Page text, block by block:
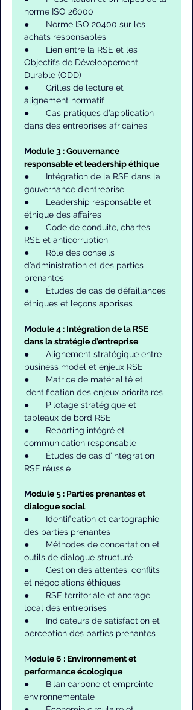
norme ISO 26000
●       Norme ISO 20400 sur les
achats responsables
●       Lien entre la RSE et les
Objectifs de Développement
Durable (ODD)
●       Grilles de lecture et
alignement normatif
●       Cas pratiques d’application
dans des entreprises africaines
Module 3 : Gouvernance
responsable et leadership éthique
●       Intégration de la RSE dans la
gouvernance d’entreprise
●       Leadership responsable et
éthique des affaires
●       Code de conduite, chartes
RSE et anticorruption
●       Rôle des conseils
d’administration et des parties
prenantes
●       Études de cas de défaillances
éthiques et leçons apprises
Module 4 : Intégration de la RSE
dans la stratégie d’entreprise
●       Alignement stratégique entre
business model et enjeux RSE
●       Matrice de matérialité et
identification des enjeux prioritaires
●       Pilotage stratégique et
tableaux de bord RSE
●       Reporting intégré et
communication responsable
●       Études de cas d’intégration
RSE réussie
Module 5 : Parties prenantes et
dialogue social
●       Identification et cartographie
des parties prenantes
●       Méthodes de concertation et
outils de dialogue structuré
●       Gestion des attentes, conflits
et négociations éthiques
●       RSE territoriale et ancrage
local des entreprises
●       Indicateurs de satisfaction et
perception des parties prenantes
Module 6 : Environnement et
performance écologique
●       Bilan carbone et empreinte
environnementale